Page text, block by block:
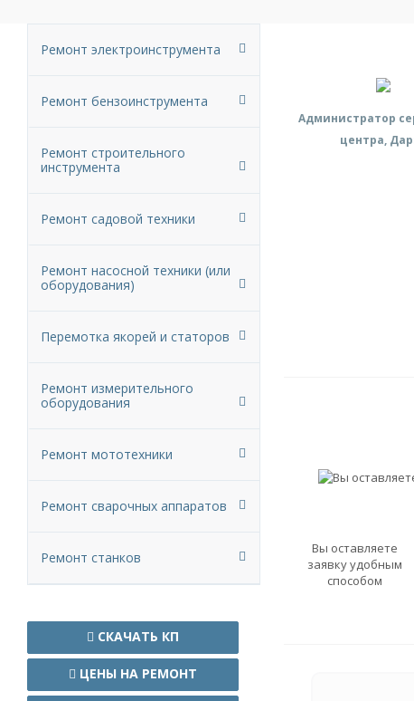
Администратор
центра,
Вы оставляете
заявку удобным
способом
Ремонт электроинструмента
Ремонт бензоинструмента
Ремонт строительного
инструмента
Ремонт садовой техники
Ремонт насосной техники (или
оборудования)
Перемотка якорей и статоров
Ремонт измерительного
оборудования
Ремонт мототехники
Ремонт сварочных аппаратов
Ремонт станков
СКАЧАТЬ КП
ЦЕНЫ НА РЕМОНТ